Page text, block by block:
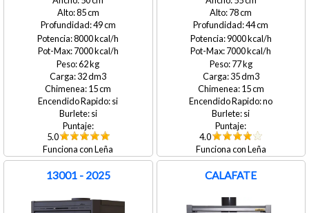
85
49
8000
7000
62
32
15
si
si
5.0
Leña
78
44
9000
7000
77
35
15
no
si
4.0
Leña
13001 - 2025 CALAFATE